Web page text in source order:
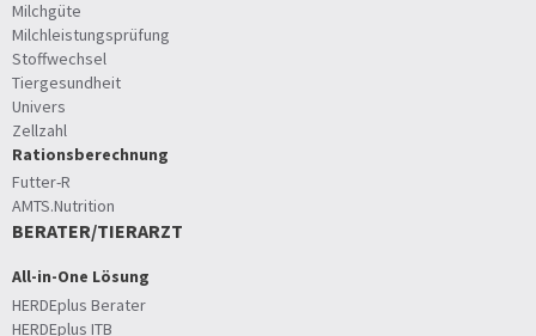
Milchgüte
Milchleistungsprüfung
Stoffwechsel
Tiergesundheit
Univers
Zellzahl
Rationsberechnung
Futter-R
AMTS.Nutrition
BERATER/TIERARZT
All-in-One Lösung
HERDEplus Berater
HERDEplus ITB